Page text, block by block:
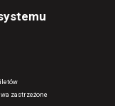
zastrzeżone